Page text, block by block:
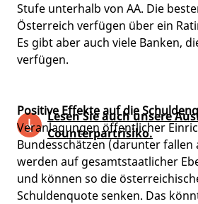
Stufe unterhalb von AA. Die
Österreich verfügen über ein
Es gibt aber auch viele Banken,
verfügen.
Lesen Sie auch unsere
Counterpartrisiko.
Positive Effekte auf die
Veranlagungen öffentlicher
Bundesschätzen (darunter fallen
werden auf gesamtstaatlicher
und können so die
Schuldenquote senken. Das